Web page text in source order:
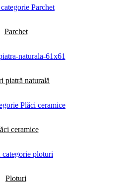
Parchet
piatră naturală
ceramice
Ploturi